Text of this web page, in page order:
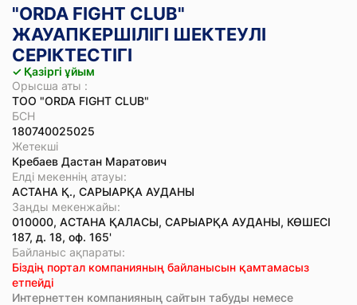
"ORDA FIGHT CLUB"
ЖАУАПКЕРШІЛІГІ ШЕКТЕУЛІ
СЕРІКТЕСТІГІ
✓ Қазіргі ұйым
Орысша аты :
ТОО "ORDA FIGHT CLUB"
БСН
180740025025
Жетекші
Кребаев Дастан Маратович
Елді мекеннің атауы:
АСТАНА Қ., САРЫАРҚА АУДАНЫ
Заңды мекенжайы:
010000, АСТАНА ҚАЛАСЫ, САРЫАРҚА АУДАНЫ, КӨШЕСІ
187, д. 18, оф. 165'
Байланыс ақпараты:
Біздің портал компанияның байланысын қамтамасыз
етпейді
Интернеттен компанияның сайтын табуды немесе